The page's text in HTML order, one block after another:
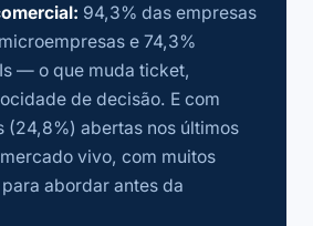
94,3% das empresas
e 74,3%
— o que muda ticket,
de decisão. E com
(24,8%) abertas nos últimos
vivo, com muitos
abordar antes da